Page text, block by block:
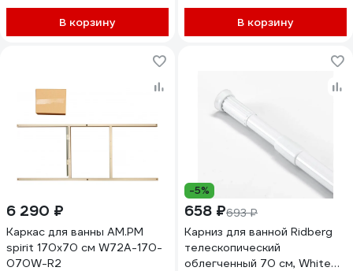
В корзину В корзину
6 290 ₽
Каркас для ванны AM.PM
spirit 170х70 см W72A-170-
070W-R2
-5%
658 ₽693 ₽
Карниз для ванной Ridberg
телескопический
облегченный 70 см, White